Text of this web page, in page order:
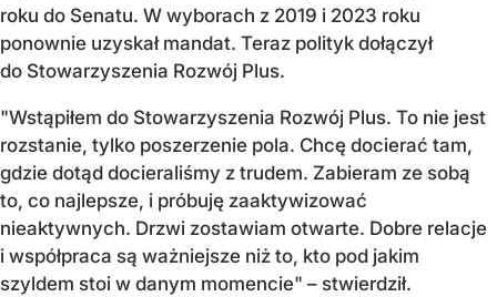
roku do Senatu. W wyborach z 2019 i 2023 roku
ponownie uzyskał mandat. Teraz polityk dołączył
do Stowarzyszenia Rozwój Plus.
"Wstąpiłem do Stowarzyszenia Rozwój Plus. To nie jest
rozstanie, tylko poszerzenie pola. Chcę docierać tam,
gdzie dotąd docieraliśmy z trudem. Zabieram ze sobą
to, co najlepsze, i próbuję zaaktywizować
nieaktywnych. Drzwi zostawiam otwarte. Dobre relacje
i współpraca są ważniejsze niż to, kto pod jakim
szyldem stoi w danym momencie" – stwierdził.